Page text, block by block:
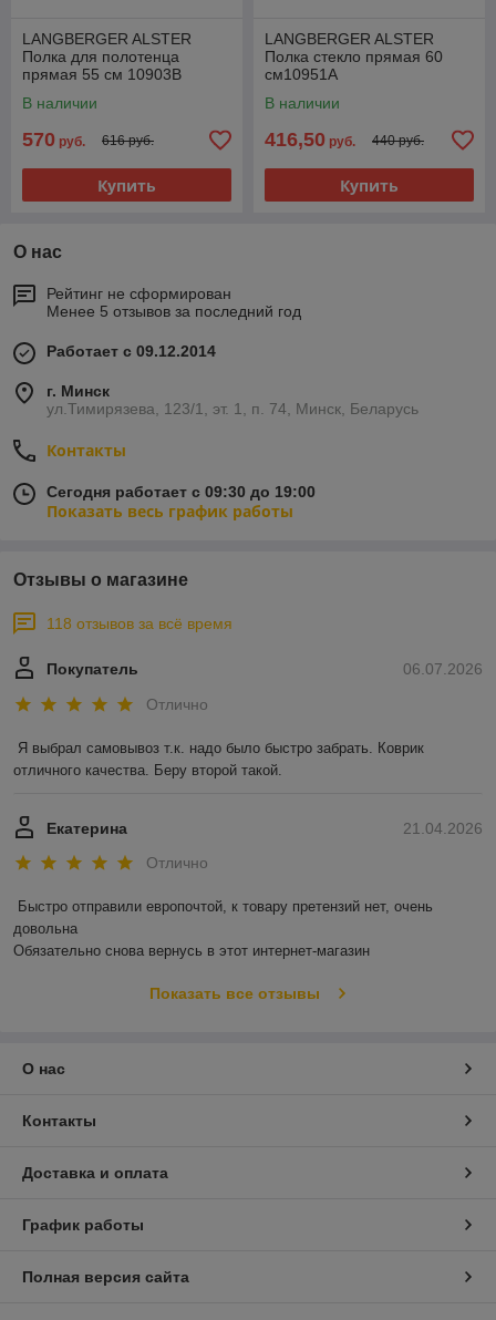
LANGBERGER ALSTER
Полка для полотенца
прямая 55 см 10903B
В наличии
570 руб. 616 руб.
Купить
LANGBERGER ALSTER
Полка стекло прямая 60
см10951А
В наличии
416,50 руб. 440 руб.
Купить
О нас
Рейтинг не сформирован
Менее 5 отзывов за последний год
Работает с 09.12.2014
г. Минск
ул.Тимирязева, 123/1, эт. 1, п. 74, Минск, Беларусь
Контакты
Сегодня работает с 09:30 до 19:00
Показать весь график работы
Отзывы о магазине
118 отзывов за всё время
06.07.2026
Покупатель
Отлично
Я выбрал самовывоз т.к. надо было быстро забрать. Коврик
отличного качества. Беру второй такой.
21.04.2026
Екатерина
Отлично
Быстро отправили европочтой, к товару претензий нет, очень
довольна
Обязательно снова вернусь в этот интернет-магазин
Показать все отзывы
О нас
Контакты
Доставка и оплата
График работы
Полная версия сайта